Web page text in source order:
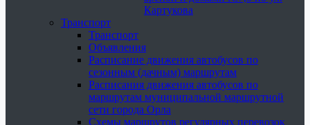
Картукова
Транспорт
Транспорт
Объявления
Расписание движения автобусов по
сезонным (дачным) маршрутам
Расписания движения автобусов по
маршрутам муниципальной маршрутной
сети города Орла
Схемы маршрутов регулярных перевозок